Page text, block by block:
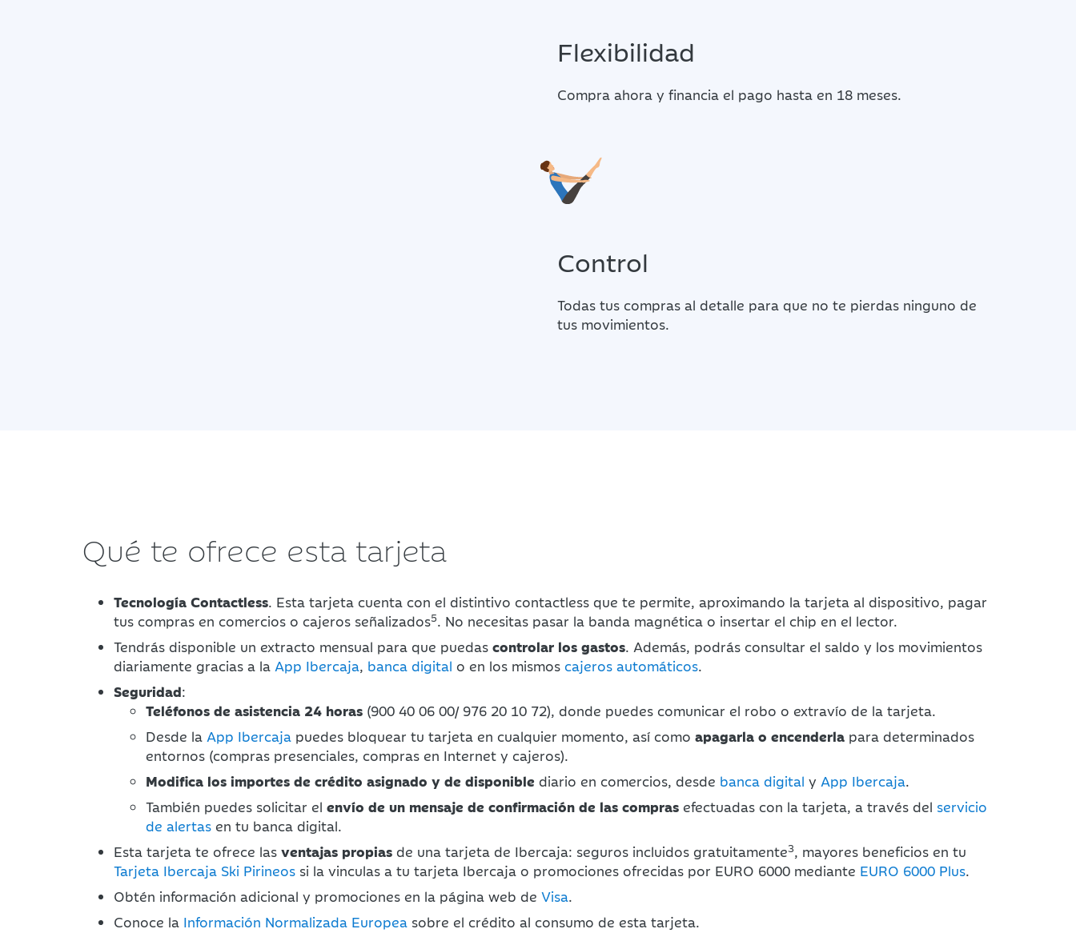
Flexibilidad
Compra ahora y financia el pago hasta en 18 meses.
Control
Todas tus compras al detalle para que no te pierdas ninguno de
tus movimientos.
Qué te ofrece esta tarjeta
Tecnología Contactless. Esta tarjeta cuenta con el distintivo contactless que te permite, aproximando la tarjeta al dispositivo, pagar
tus compras en comercios o cajeros señalizados5. No necesitas pasar la banda magnética o insertar el chip en el lector.
Tendrás disponible un extracto mensual para que puedas controlar los gastos. Además, podrás consultar el saldo y los movimientos
diariamente gracias a la App Ibercaja, banca digital o en los mismos cajeros automáticos.
Seguridad:
Teléfonos de asistencia 24 horas (900 40 06 00/ 976 20 10 72), donde puedes comunicar el robo o extravío de la tarjeta.
Desde la App Ibercaja puedes bloquear tu tarjeta en cualquier momento, así como apagarla o encenderla para determinados
entornos (compras presenciales, compras en Internet y cajeros).
Modifica los importes de crédito asignado y de disponible diario en comercios, desde banca digital y App Ibercaja.
También puedes solicitar el envío de un mensaje de confirmación de las compras efectuadas con la tarjeta, a través del servicio
de alertas en tu banca digital.
Esta tarjeta te ofrece las ventajas propias de una tarjeta de Ibercaja: seguros incluidos gratuitamente3, mayores beneficios en tu
Tarjeta Ibercaja Ski Pirineos si la vinculas a tu tarjeta Ibercaja o promociones ofrecidas por EURO 6000 mediante EURO 6000 Plus.
Obtén información adicional y promociones en la página web de Visa.
Conoce la Información Normalizada Europea sobre el crédito al consumo de esta tarjeta.